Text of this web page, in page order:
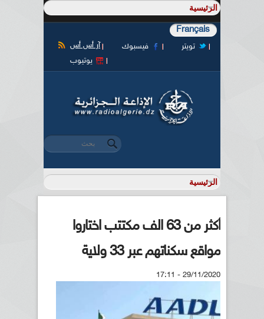
Français
آر أس أس فيسبوك
تويتر
يوتيوب
استمارة البحث
‏بحث ‏
أكثر من 63 الف مكتتب اختاروا
مواقع سكناتهم عبر 33 ولاية
29/11/2020 - 17:11